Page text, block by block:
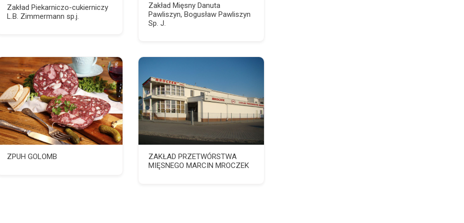
Zakład Piekarniczo-cukierniczy
L.B. Zimmermann sp.j.
Zakład Mięsny Danuta
Pawliszyn, Bogusław Pawliszyn
Sp. J.
ZPUH GOLOMB
ZAKŁAD PRZETWÓRSTWA
MIĘSNEGO MARCIN MROCZEK